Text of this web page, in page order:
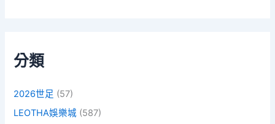
分類
2026世足 (57)
LEOTHA娛樂城 (587)